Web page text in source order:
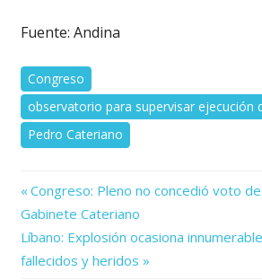
Fuente: Andina
Congreso
observatorio para supervisar ejecución
Pedro Cateriano
Navegación
de
entradas
Previous
Post:
Congreso: Pleno no concedió voto
Gabinete Cateriano
Next
Post:
Líbano: Explosión ocasiona
fallecidos y heridos